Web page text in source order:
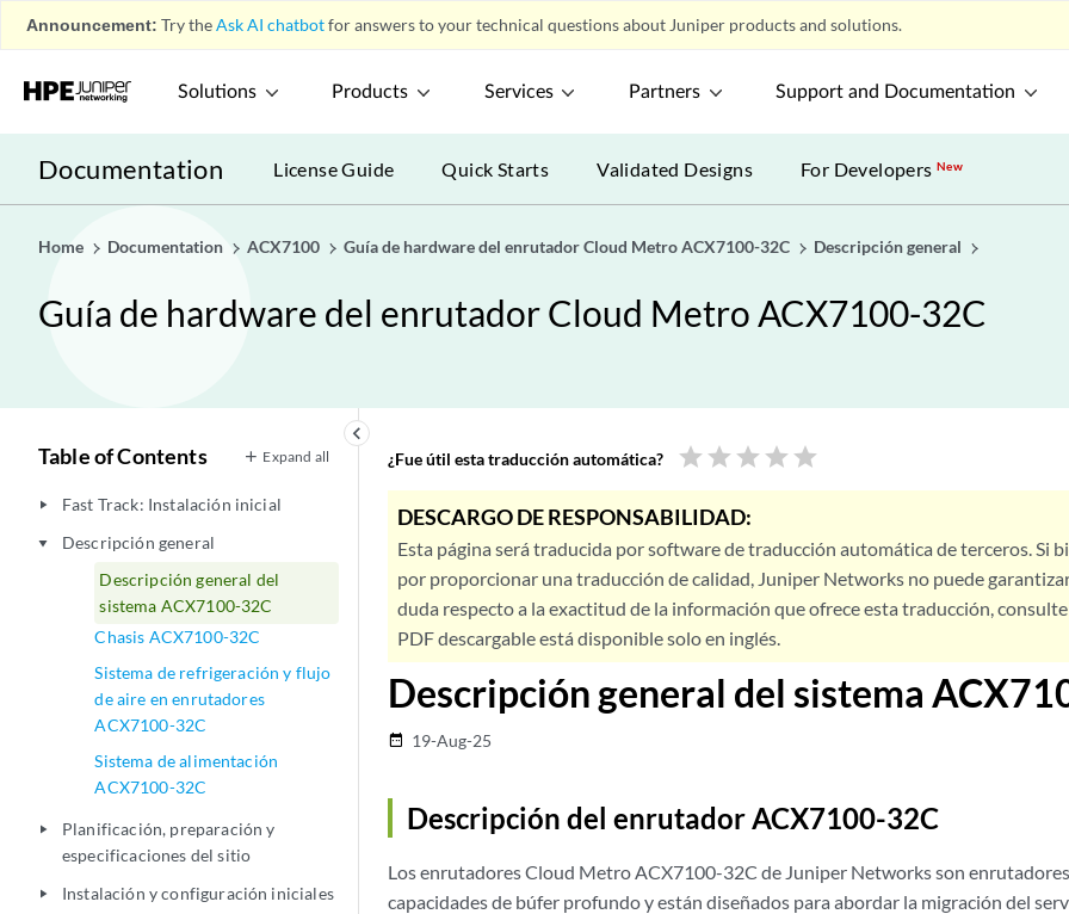
Announcement: Try theAsk AI chatbotfor answers to your technical questions about Juniper products and solutions.
Solutions Products Services Partners Support and Documentation
Documentation License Guide Quick Starts Validated Designs For DevelopersNew
Home Documentation ACX7100 Guía de hardware del enrutador Cloud Metro ACX7100-32C Descripción general
Guía de hardware del enrutador Cloud Metro ACX7100-32C
keyboard_arrow_left
Table of Contents Expand all
play_arrow Fast Track: Instalación inicial
play_arrow
Descripción general
Descripción general del
sistema ACX7100-32C
Chasis ACX7100-32C
Sistema de refrigeración y flujo
de aire en enrutadores
ACX7100-32C
Sistema de alimentación
ACX7100-32C
play_arrow
Planificación, preparación y
especificaciones del sitio
play_arrow Instalación y configuración iniciales
¿Fue útil esta traducción automática? star star star star star
DESCARGO DE RESPONSABILIDAD:
Esta página será traducida por software de traducción automática de terceros. Si
por proporcionar una traducción de calidad, Juniper Networks no puede
duda respecto a la exactitud de la información que ofrece esta traducción,
PDF descargable está disponible solo en inglés.
Descripción general del sistema
date_range 19-Aug-25
Descripción del enrutador ACX7100-32C
Los enrutadores Cloud Metro ACX7100-32C de Juniper Networks son
capacidades de búfer profundo y están diseñados para abordar la migración del